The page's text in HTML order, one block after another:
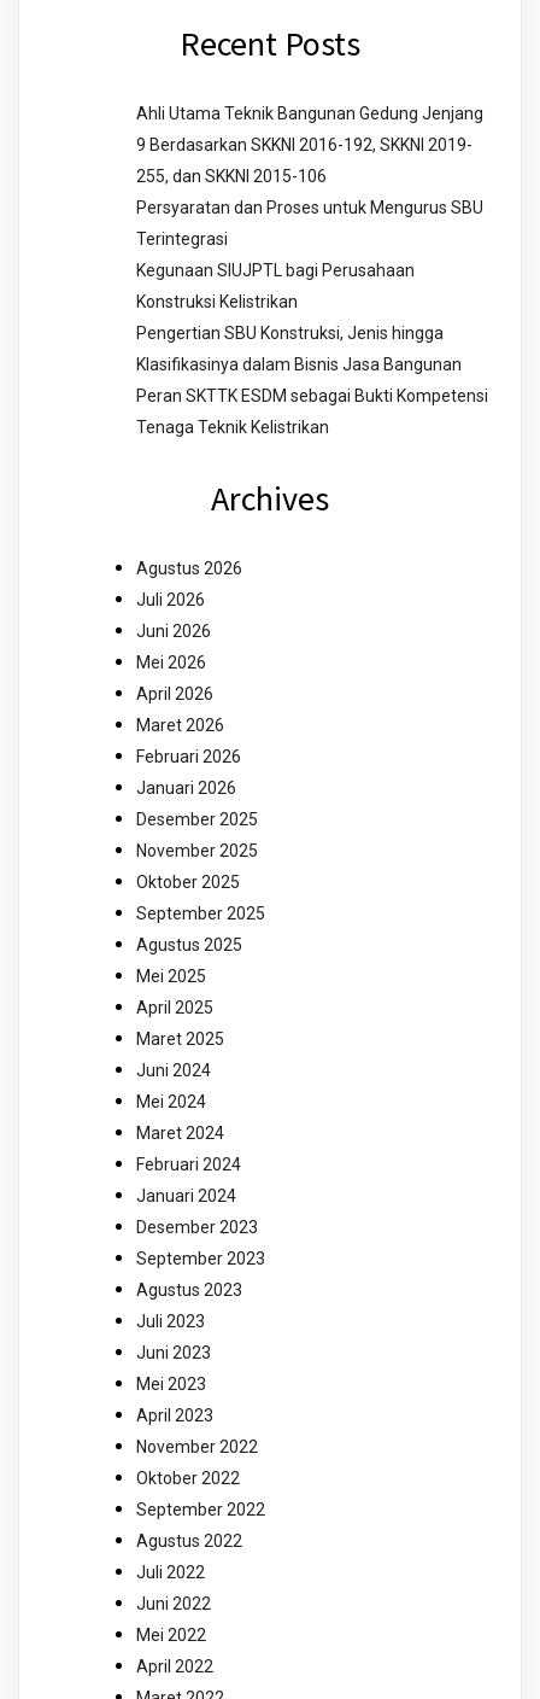
Recent Posts
Ahli Utama Teknik Bangunan Gedung Jenjang
9 Berdasarkan SKKNI 2016-192, SKKNI 2019-
255, dan SKKNI 2015-106
Persyaratan dan Proses untuk Mengurus SBU
Terintegrasi
Kegunaan SIUJPTL bagi Perusahaan
Konstruksi Kelistrikan
Pengertian SBU Konstruksi, Jenis hingga
Klasifikasinya dalam Bisnis Jasa Bangunan
Peran SKTTK ESDM sebagai Bukti Kompetensi
Tenaga Teknik Kelistrikan
Archives
Agustus 2026
Juli 2026
Juni 2026
Mei 2026
April 2026
Maret 2026
Februari 2026
Januari 2026
Desember 2025
November 2025
Oktober 2025
September 2025
Agustus 2025
Mei 2025
April 2025
Maret 2025
Juni 2024
Mei 2024
Maret 2024
Februari 2024
Januari 2024
Desember 2023
September 2023
Agustus 2023
Juli 2023
Juni 2023
Mei 2023
April 2023
November 2022
Oktober 2022
September 2022
Agustus 2022
Juli 2022
Juni 2022
Mei 2022
April 2022